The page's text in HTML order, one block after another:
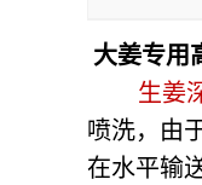
大姜专用
生姜
喷洗，由
在水平输